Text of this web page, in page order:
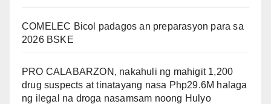
COMELEC Bicol padagos an preparasyon para sa
2026 BSKE
PRO CALABARZON, nakahuli ng mahigit 1,200
drug suspects at tinatayang nasa Php29.6M halaga
ng ilegal na droga nasamsam noong Hulyo